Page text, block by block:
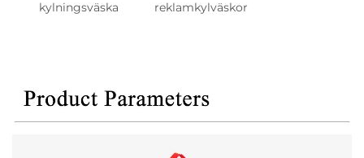
kylningsväska reklamkylväskor